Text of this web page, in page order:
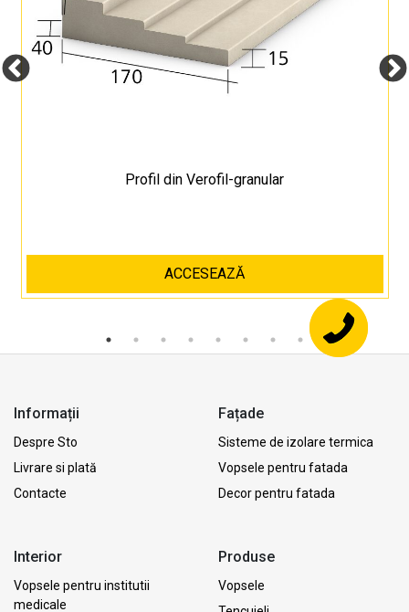
Profil din Verofil-granular
ACCESEAZĂ
Informații
Despre Sto
Livrare si plată
Contacte
Fațade
Sisteme de izolare termica
Vopsele pentru fatada
Decor pentru fatada
Interior
Vopsele pentru institutii
medicale
Produse
Vopsele